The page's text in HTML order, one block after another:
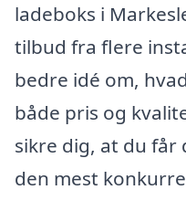
ladeboks i
tilbud fra flere
bedre idé om,
både pris og
sikre dig, at du får
den mest